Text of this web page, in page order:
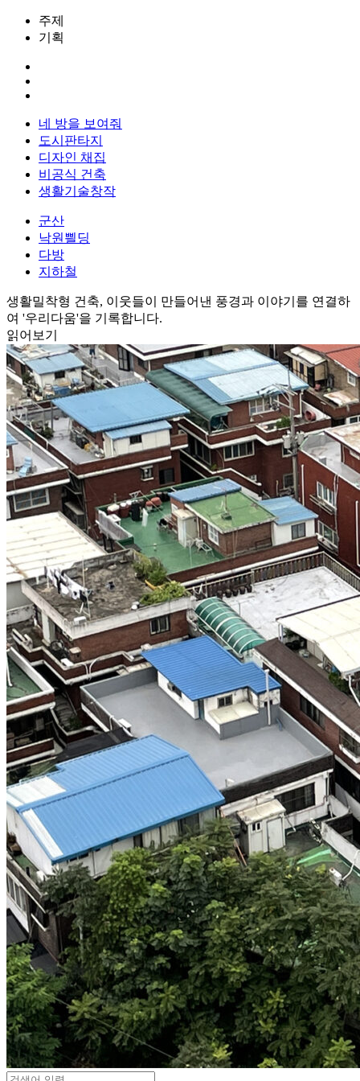
주제
기획
네 방을 보여줘
도시판타지
디자인 채집
비공식 건축
생활기술창작
군산
낙원쁼딩
다방
지하철
생활밀착형 건축, 이웃들이 만들어낸 풍경과 이야기를 연결하
여 '우리다움'을 기록합니다.
읽어보기